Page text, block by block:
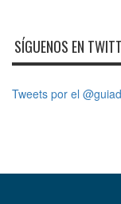
SÍGUENOS EN
Tweets por el